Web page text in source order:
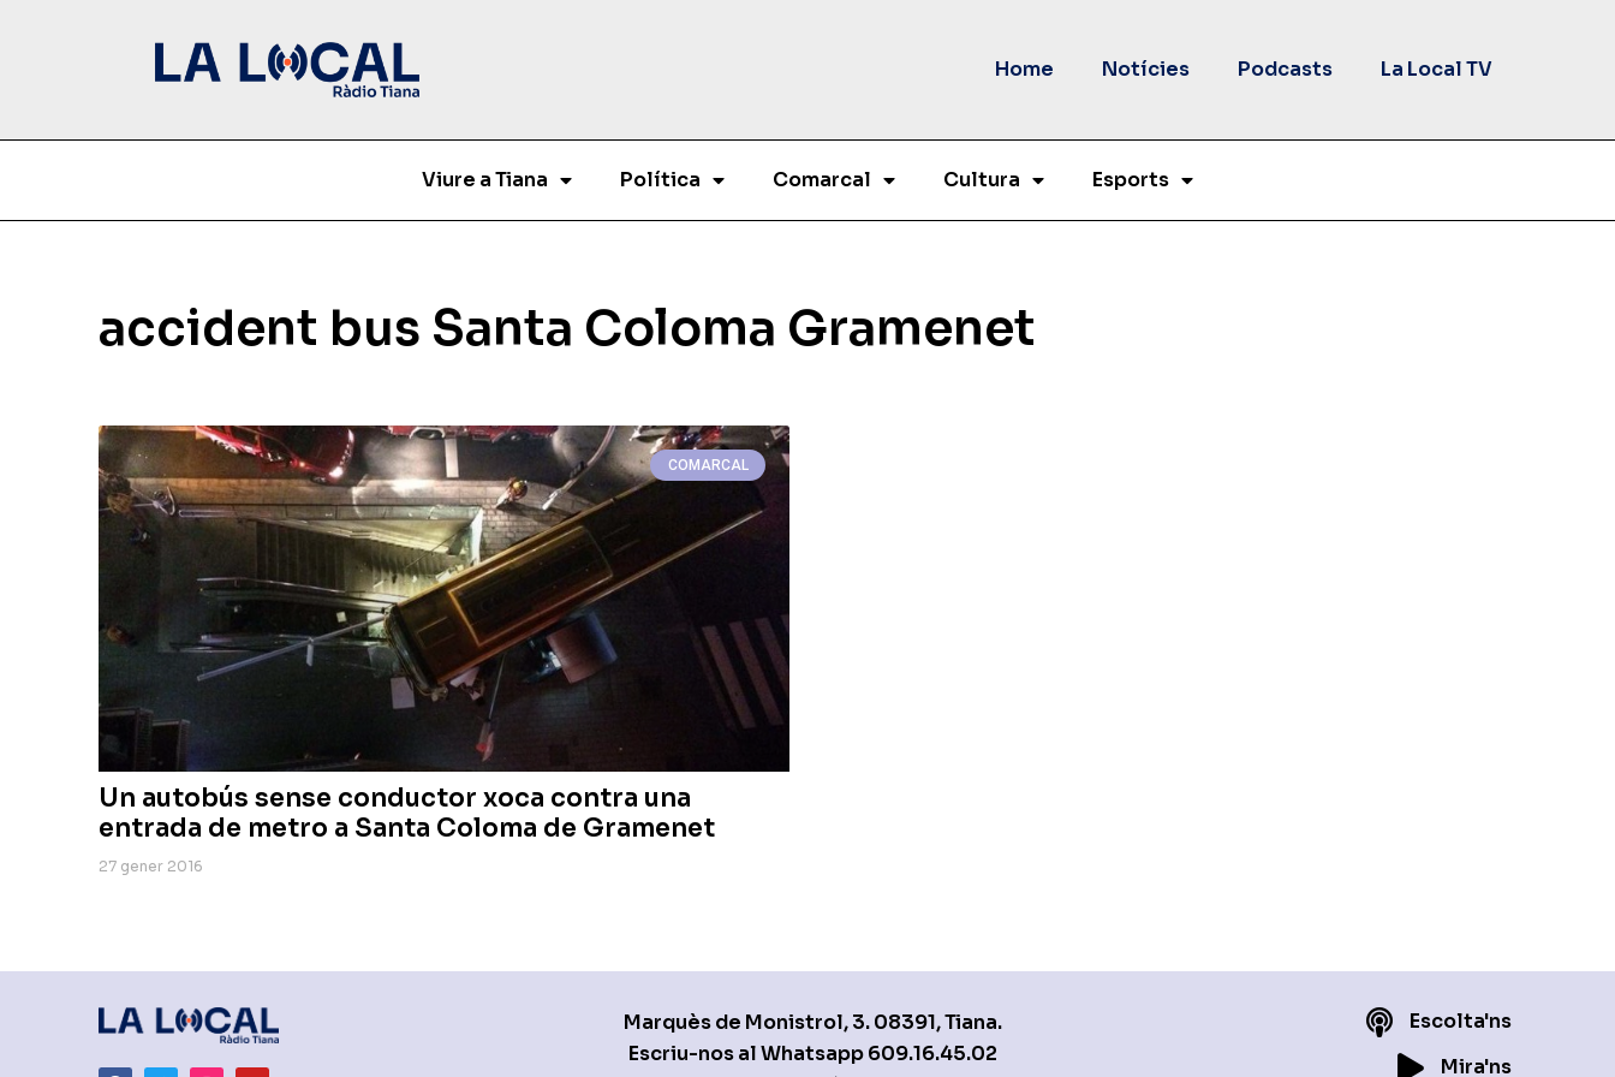
Home Notícies Podcasts La Local TV
Viure a Tiana Política Comarcal Cultura Esports
accident bus Santa Coloma Gramenet
COMARCAL
Un autobús sense conductor xoca contra una
entrada de metro a Santa Coloma de Gramenet
27 gener 2016
Marquès de Monistrol, 3. 08391, Tiana.
Escriu-nos al Whatsapp609.16.45.02
Escolta'ns
Mira'ns